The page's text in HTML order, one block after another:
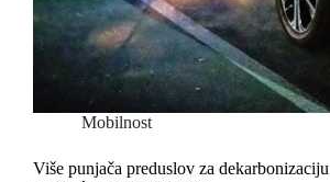
Mobilnost
Više punjača preduslov za dekarbonizaciju